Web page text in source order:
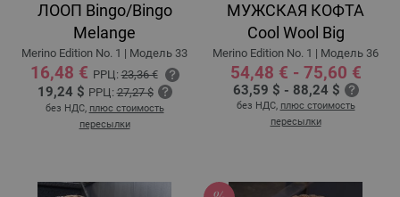
ЛООП Bingo/Bingo
Melange
Merino Edition No. 1 | Модель 33
16,48 € РРЦ:23,36 €
19,24 $ РРЦ:27,27 $
без НДС, плюс стоимость
пересылки
МУЖСКАЯ КОФТА
Cool Wool Big
Merino Edition No. 1 | Модель 36
54,48 € - 75,60 €
63,59 $ - 88,24 $
без НДС, плюс стоимость
пересылки